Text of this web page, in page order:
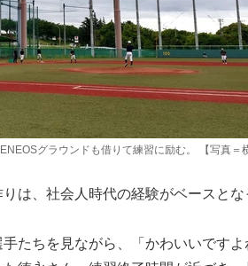
グラウンドも借りて練習に励む。 【写真＝
は、社会人時代の経験がベースとな
たちを見ながら、「かわいいですよ